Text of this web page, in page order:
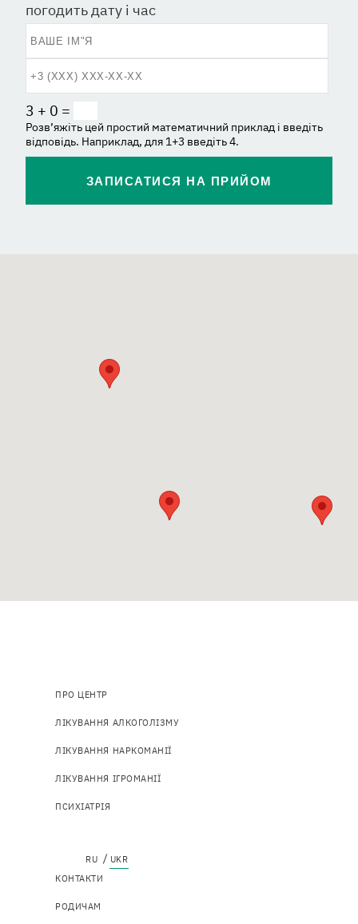
погодить дату і час
3 + 0 =
Розв’яжіть цей простий математичний приклад і введіть
відповідь. Наприклад, для 1+3 введіть 4.
Основна
навіґація
ПРО ЦЕНТР
ЛІКУВАННЯ АЛКОГОЛІЗМУ
ЛІКУВАННЯ НАРКОМАНІЇ
ЛІКУВАННЯ ІГРОМАНІЇ
ПСИХІАТРІЯ
Top
menu
КОНТАКТИ
РОДИЧАМ